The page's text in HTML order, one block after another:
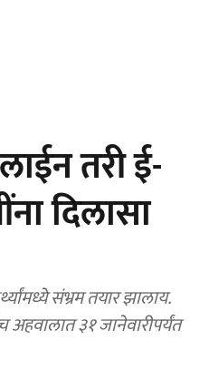
तरी ई-
दिलासा
संभ्रम तयार झालाय.
३१ जानेवारीपर्यंत